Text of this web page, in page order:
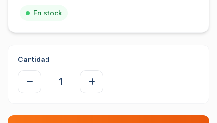
En stock
Cantidad